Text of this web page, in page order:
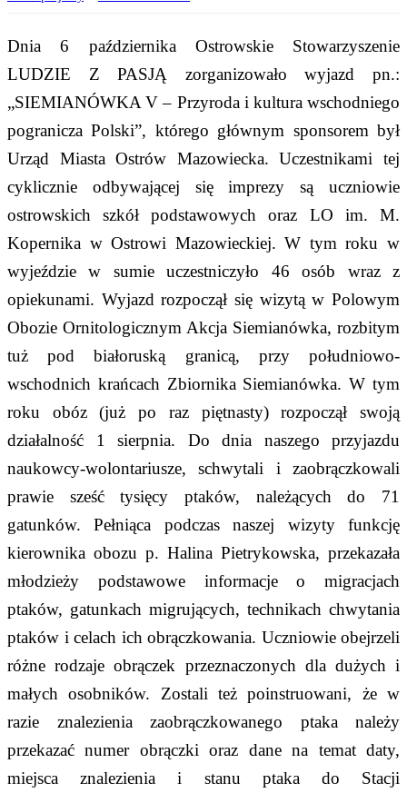
Dnia 6 października Ostrowskie Stowarzyszenie
LUDZIE Z PASJĄ zorganizowało wyjazd pn.:
„SIEMIANÓWKA V – Przyroda i kultura wschodniego
pogranicza Polski”, którego głównym sponsorem był
Urząd Miasta Ostrów Mazowiecka. Uczestnikami tej
cyklicznie odbywającej się imprezy są uczniowie
ostrowskich szkół podstawowych oraz LO im. M.
Kopernika w Ostrowi Mazowieckiej. W tym roku w
wyjeździe w sumie uczestniczyło 46 osób wraz z
opiekunami. Wyjazd rozpoczął się wizytą w Polowym
Obozie Ornitologicznym Akcja Siemianówka, rozbitym
tuż pod białoruską granicą, przy południowo-
wschodnich krańcach Zbiornika Siemianówka. W tym
roku obóz (już po raz piętnasty) rozpoczął swoją
działalność 1 sierpnia. Do dnia naszego przyjazdu
naukowcy-wolontariusze, schwytali i zaobrączkowali
prawie sześć tysięcy ptaków, należących do 71
gatunków. Pełniąca podczas naszej wizyty funkcję
kierownika obozu p. Halina Pietrykowska, przekazała
młodzieży podstawowe informacje o migracjach
ptaków, gatunkach migrujących, technikach chwytania
ptaków i celach ich obrączkowania. Uczniowie obejrzeli
różne rodzaje obrączek przeznaczonych dla dużych i
małych osobników. Zostali też poinstruowani, że w
razie znalezienia zaobrączkowanego ptaka należy
przekazać numer obrączki oraz dane na temat daty,
miejsca znalezienia i stanu ptaka do Stacji